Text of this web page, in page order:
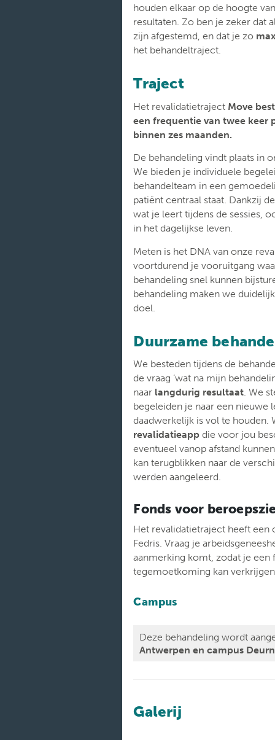
houden elkaar op de hoogte
resultaten. Zo ben je zeker dat
zijn afgestemd, en dat je zo
het behandeltraject.
Traject
Het revalidatietraject Move
een frequentie van twee keer
binnen zes maanden.
De behandeling vindt plaats in
We bieden je individuele
behandelteam in een
patiënt centraal staat. Dankzij
wat je leert tijdens de sessies,
in het dagelijkse leven.
Meten is het DNA van onze
voortdurend je vooruitgang
behandeling snel kunnen
behandeling maken we
doel.
Duurzame
We besteden tijdens de
de vraag ‘wat na mijn
naar langdurig resultaat. We
begeleiden je naar een nieuwe
daadwerkelijk is vol te houden.
revalidatieapp die voor jou
eventueel vanop afstand
kan terugblikken naar de
werden aangeleerd.
Fonds voor
Het revalidatietraject heeft een
Fedris. Vraag je
aanmerking komt, zodat je een
tegemoetkoming kan
Campus
Deze behandeling wordt
Antwerpen en campus
Galerij